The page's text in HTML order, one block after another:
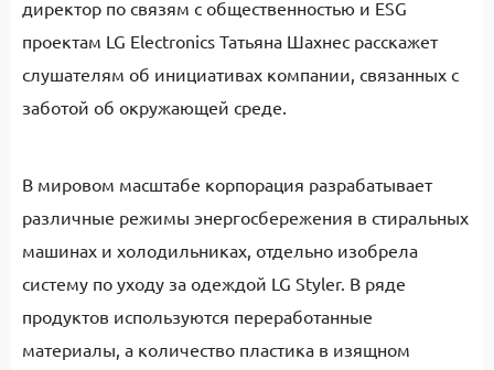
директор по связям с общественностью и ESG
проектам LG Electronics Татьяна Шахнес расскажет
слушателям об инициативах компании, связанных с
заботой об окружающей среде.
В мировом масштабе корпорация разрабатывает
различные режимы энергосбережения в стиральных
машинах и холодильниках, отдельно изобрела
систему по уходу за одеждой LG Styler. В ряде
продуктов используются переработанные
материалы, а количество пластика в изящном